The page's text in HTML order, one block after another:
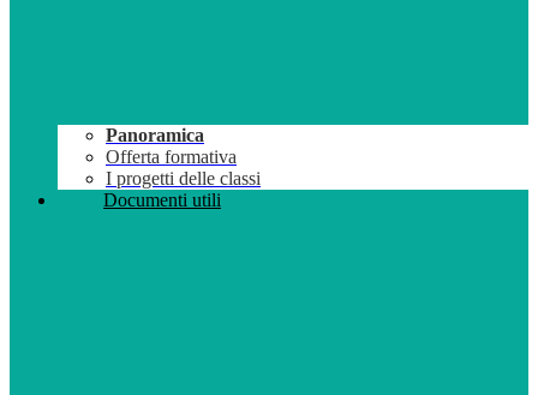
Panoramica
Offerta formativa
I progetti delle classi
Documenti utili